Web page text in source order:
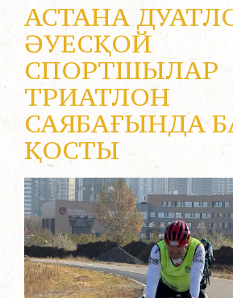
АСТАНА
ӘУЕСҚОЙ
СПОРТШЫЛАР
ТРИАТЛОН
САЯБАҒЫНДА
ҚОСТЫ